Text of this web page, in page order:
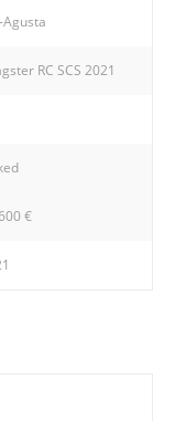
Agusta
RC SCS 2021
€